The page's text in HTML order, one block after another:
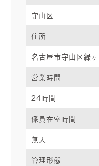
守山区
住所
名古屋市守山区緑
営業時間
24時間
係員在室時間
無人
管理形態